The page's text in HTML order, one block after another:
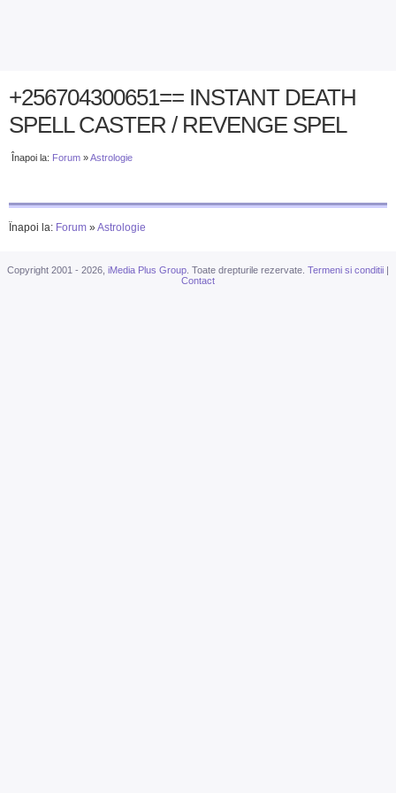
+256704300651==​​​​​​​ INSTANT DEATH
SPELL CASTER / REVENGE SPEL
Înapoi la: Forum »Astrologie
Înapoi la: Forum »Astrologie
Copyright 2001 - 2026, iMedia Plus Group . Toate drepturile rezervate. Termeni si conditii |
Contact